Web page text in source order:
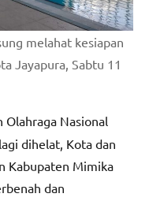
melahat kesiapan
Jayapura, Sabtu 11
Olahraga Nasional
dihelat, Kota dan
Kabupaten Mimika
dan